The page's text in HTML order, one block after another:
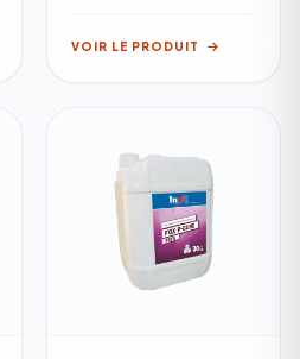
VOIR LE PRODUIT